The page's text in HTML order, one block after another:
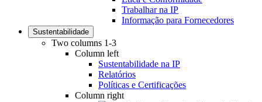
Trabalhar na IP
Informação para Fornecedores
Sustentabilidade
Two columns 1-3
Column left
Sustentabilidade na IP
Relatórios
Políticas e Certificações
Column right